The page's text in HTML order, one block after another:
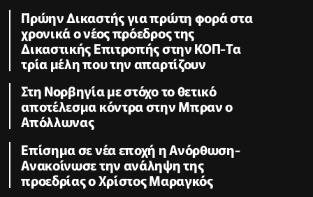
Πρώην Δικαστής για πρώτη φορά στα
χρονικά ο νέος πρόεδρος της
Δικαστικής Επιτροπής στην ΚΟΠ-Τα
τρία μέλη που την απαρτίζουν
Στη Νορβηγία με στόχο το θετικό
αποτέλεσμα κόντρα στην Μπραν ο
Απόλλωνας
Επίσημα σε νέα εποχή η Ανόρθωση-
Ανακοίνωσε την ανάληψη της
προεδρίας ο Χρίστος Μαραγκός